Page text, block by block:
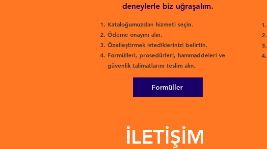
deneylerle biz uğraşalım.
Kataloğumuzdan hizmeti seçin.
Ödeme onayını alın.
Özelleştirmek istediklerinizi belirtin.
Formülleri, prosedürleri, hammaddeleri ve
güvenlik talimatlarını teslim alın.
Formüller
İLETİŞİM